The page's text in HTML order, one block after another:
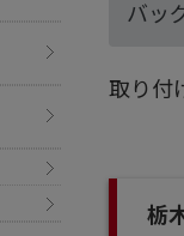
バッ
取り付
栃